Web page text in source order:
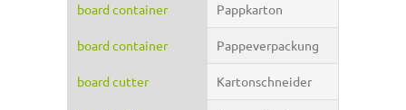
board container Pappkarton
board container Pappeverpackung
board cutter Kartonschneider